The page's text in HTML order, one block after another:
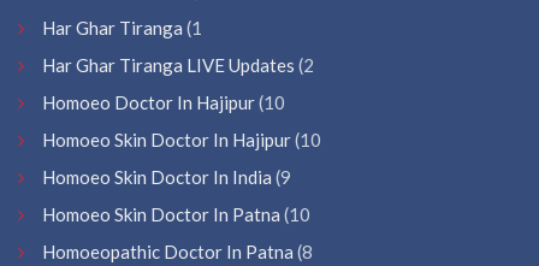
Har Ghar Tiranga (1
Har Ghar Tiranga LIVE Updates (2
Homoeo Doctor In Hajipur(10
Homoeo Skin Doctor In Hajipur(10
Homoeo Skin Doctor In India (9
Homoeo Skin Doctor In Patna (10
Homoeopathic Doctor In Patna (8